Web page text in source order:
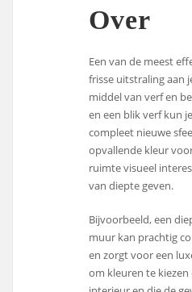
Over
Een van de meest
frisse uitstraling aan
middel van verf en
en een blik verf kun
compleet nieuwe
opvallende kleur
ruimte visueel
van diepte geven.
Bijvoorbeeld, een
muur kan prachtig
en zorgt voor een
om kleuren te kiezen